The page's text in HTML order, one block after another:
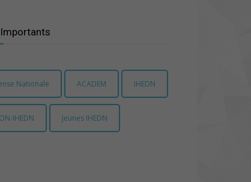
Nationale ACADEM IHEDN
IHEDN Jeunes IHEDN